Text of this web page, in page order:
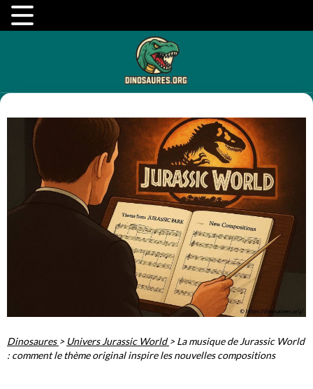
Dinosaures > Univers Jurassic World >La musique de Jurassic World
: comment le thème original inspire les nouvelles compositions